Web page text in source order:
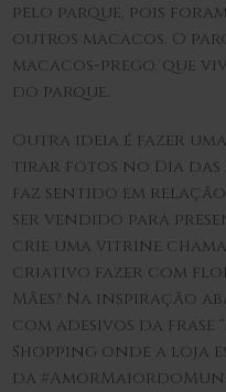
pelo parque, pois
outros macacos. O
macacos-prego, que
do parque.
Outra ideia é fazer
tirar fotos no Dia das
faz sentido em
ser vendido para
crie uma vitrine
criativo fazer com
Mães? Na inspiração
com adesivos da frase
Shopping onde a loja
da